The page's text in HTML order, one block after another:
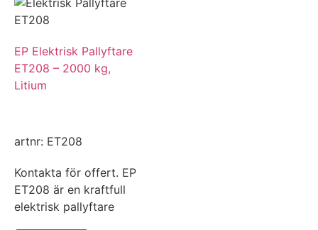
EP Elektrisk Pallyftare
ET208 – 2000 kg,
Litium
artnr: ET208
Kontakta för offert. EP
ET208 är en kraftfull
elektrisk pallyftare